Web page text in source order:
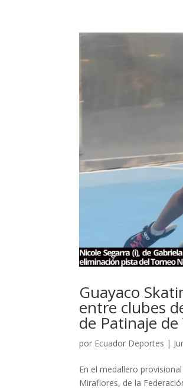
Guayaco
entre clubes
de Patinaje
por Ecuador Deportes |
En el medallero
Miraflores, de la